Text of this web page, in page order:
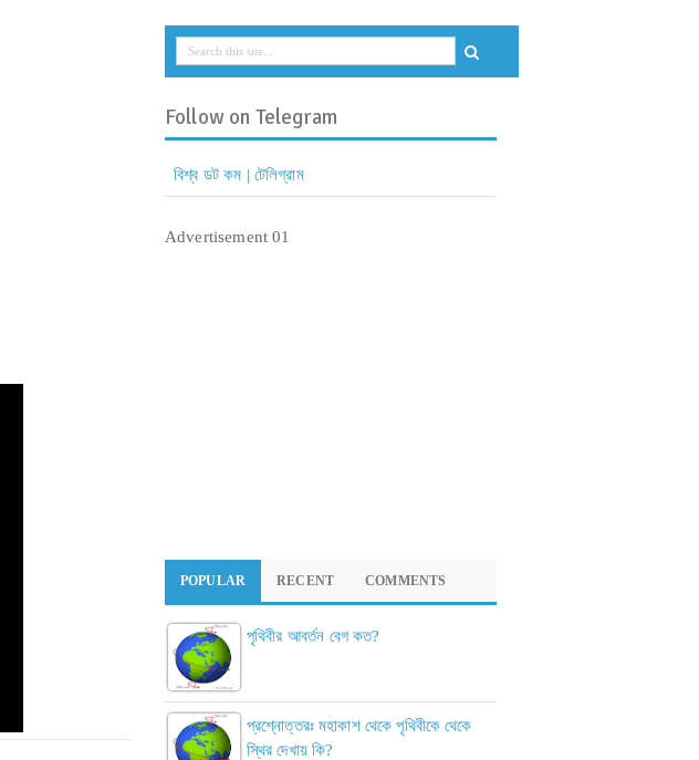
Follow on Telegram
বিশ্ব ডট কম | টেলিগ্রাম
Advertisement 01
POPULAR RECENT COMMENTS
পৃথিবীর আবর্তন বেগ কত?
প্রশ্নোত্তরঃ মহাকাশ থেকে পৃথিবীকে থেকে
স্থির দেখায় কি?